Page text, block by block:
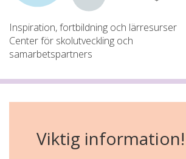
Inspiration, fortbildning och lärresurser
Center för skolutveckling och
samarbetspartners
Viktig information!